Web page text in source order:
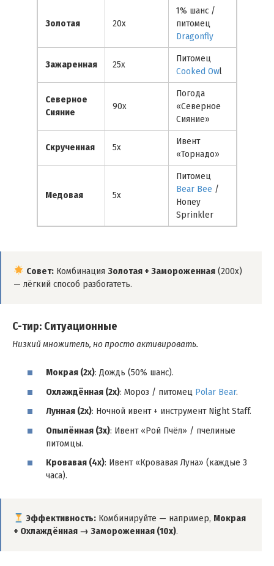
Золотая 20x
1% шанс /
питомец
Dragonfly
Зажаренная 25x
Питомец
Cooked Owl
Северное
Сияние
90x
Погода
«Северное
Сияние»
Скрученная 5x
Ивент
«Торнадо»
Медовая 5x
Питомец
Bear Bee /
Honey
Sprinkler
Совет: КомбинацияЗолотая + Замороженная (200x)
— лёгкий способ разбогатеть.
C-тир: Ситуационные
Низкий множитель, но просто активировать.
Мокрая (2x): Дождь (50% шанс).
Охлаждённая (2x): Мороз / питомец Polar Bear.
Лунная (2x): Ночной ивент + инструмент Night Staff.
Опылённая (3x): Ивент «Рой Пчёл» / пчелиные
питомцы.
Кровавая (4x): Ивент «Кровавая Луна» (каждые 3
часа).
Эффективность: Комбинируйте — например, Мокрая
+ Охлаждённая → Замороженная (10x).